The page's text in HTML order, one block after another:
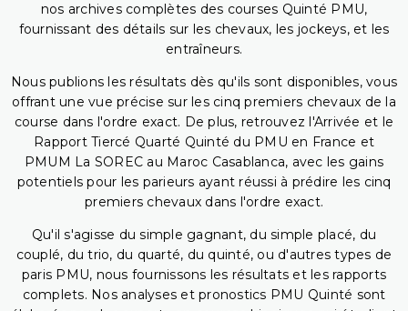
nos archives complètes des courses Quinté PMU,
fournissant des détails sur les chevaux, les jockeys, et les
entraîneurs.
Nous publions les résultats dès qu'ils sont disponibles, vous
offrant une vue précise sur les cinq premiers chevaux de la
course dans l'ordre exact. De plus, retrouvez l'Arrivée et le
Rapport Tiercé Quarté Quinté du PMU en France et
PMUM La SOREC au Maroc Casablanca, avec les gains
potentiels pour les parieurs ayant réussi à prédire les cinq
premiers chevaux dans l'ordre exact.
Qu'il s'agisse du simple gagnant, du simple placé, du
couplé, du trio, du quarté, du quinté, ou d'autres types de
paris PMU, nous fournissons les résultats et les rapports
complets. Nos analyses et pronostics PMU Quinté sont